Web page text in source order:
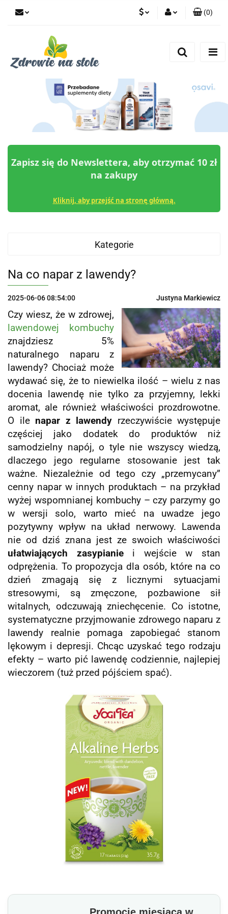
Zgody cookies
(0)
Zapisz się do Newslettera, aby otrzymać 10 zł
na zakupy
Kliknij, aby przejść na stronę główną.
Kategorie
Na co napar z lawendy?
2025-06-06 08:54:00 Justyna Markiewicz
Czy wiesz, że w zdrowej,
lawendowej kombuchy
znajdziesz 5%
naturalnego naparu z
lawendy? Chociaż może
wydawać się, że to niewielka ilość – wielu z nas
docenia lawendę nie tylko za przyjemny, lekki
aromat, ale również właściwości prozdrowotne.
O ile napar z lawendy rzeczywiście występuje
częściej jako dodatek do produktów niż
samodzielny napój, o tyle nie wszyscy wiedzą,
dlaczego jego regularne stosowanie jest tak
ważne. Niezależnie od tego czy „przemycany”
cenny napar w innych produktach – na przykład
wyżej wspomnianej kombuchy – czy parzymy go
w wersji solo, warto mieć na uwadze jego
pozytywny wpływ na układ nerwowy. Lawenda
nie od dziś znana jest ze swoich właściwości
ułatwiających zasypianiei wejście w stan
odprężenia. To propozycja dla osób, które na co
dzień zmagają się z licznymi sytuacjami
stresowymi, są zmęczone, pozbawione sił
witalnych, odczuwają zniechęcenie. Co istotne,
systematyczne przyjmowanie zdrowego naparu z
lawendy realnie pomaga zapobiegać stanom
lękowym i depresji. Chcąc uzyskać tego rodzaju
efekty – warto pić lawendę codziennie, najlepiej
wieczorem (tuż przed pójściem spać).